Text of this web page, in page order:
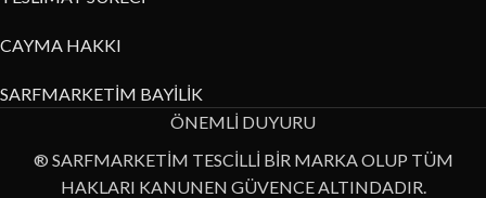
CAYMA HAKKI
SARFMARKETİM BAYİLİK
ÖNEMLİ DUYURU
® SARFMARKETİM TESCİLLİ BİR MARKA OLUP TÜM
HAKLARI KANUNEN GÜVENCE ALTINDADIR.